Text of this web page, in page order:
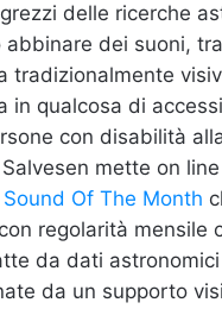
delle ricerche
abbinare dei suoni,
tradizionalmente
in qualcosa di
con disabilità
mette on
Of The Month
regolarità mensile
da dati
da un supporto